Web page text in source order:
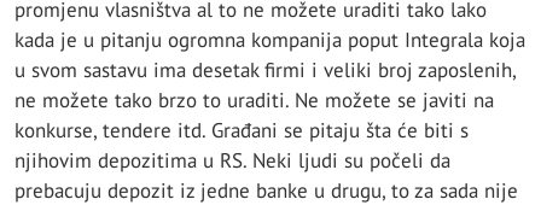
promjenu vlasništva al to ne možete uraditi tako lako
kada je u pitanju ogromna kompanija poput Integrala koja
u svom sastavu ima desetak firmi i veliki broj zaposlenih,
ne možete tako brzo to uraditi. Ne možete se javiti na
konkurse, tendere itd. Građani se pitaju šta će biti s
njihovim depozitima u RS. Neki ljudi su počeli da
prebacuju depozit iz jedne banke u drugu, to za sada nije